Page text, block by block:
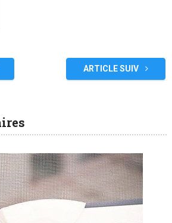
ARTICLE SUIV